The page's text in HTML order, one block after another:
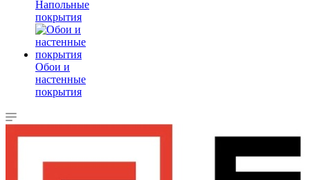
Напольные
покрытия
Обои и
настенные
покрытия